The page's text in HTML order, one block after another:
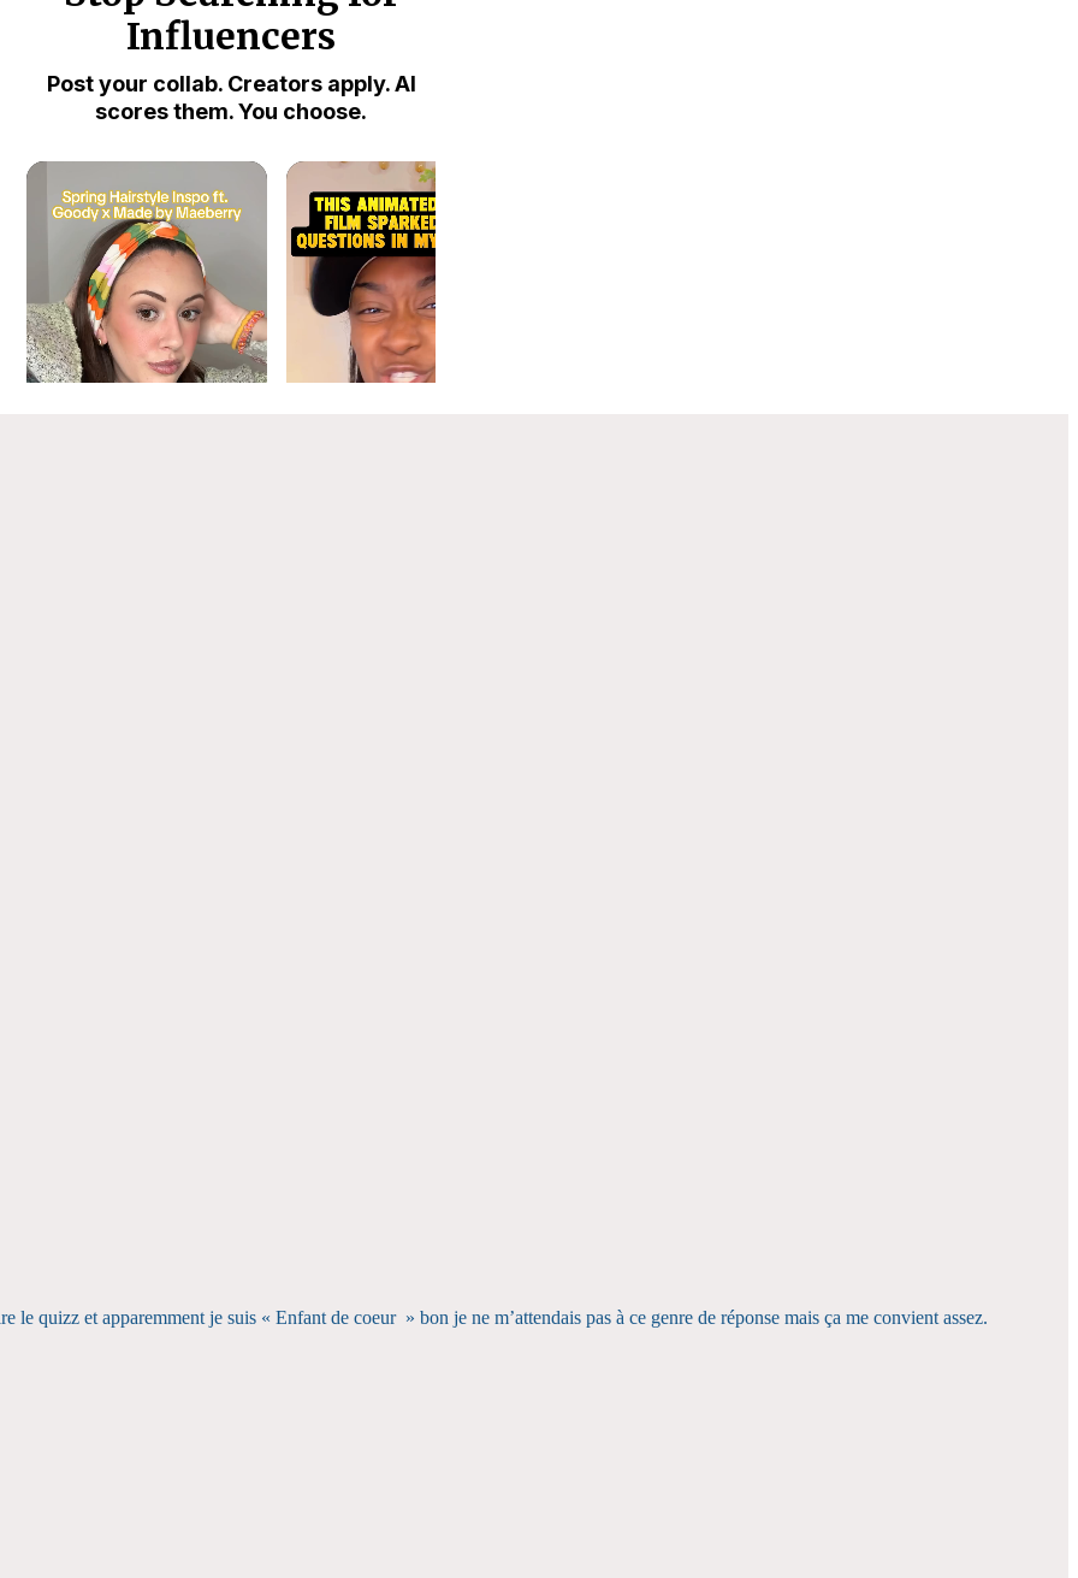
quizz et apparemment je suis « Enfant de coeur » bon je ne m’attendais pas à ce genre de réponse mais ça me convient assez.